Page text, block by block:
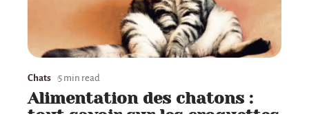
Chats 5 min read
Alimentation des chatons :
tout savoir sur les croquettes